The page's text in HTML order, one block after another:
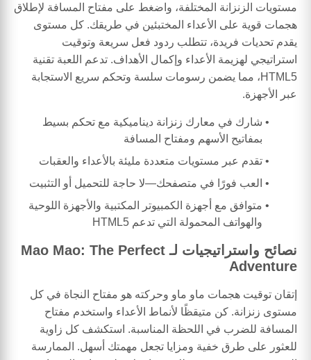
مستويات الزنزانة المختلفة، واضغط على مفتاح المسافة لإطلاق
هجمات قوية على الأعداء المختبئين في طريقك. كل مستوى
يقدم تحديات فريدة، تتطلب ردود فعل سريعة وتوقيت
استراتيجي لهزيمة الأعداء وإكمال الأهداف. تدعم اللعبة تقنية
HTML5، مما يضمن رسومات سلسة وتحكم سريع الاستجابة
عبر الأجهزة.
شارك في معارك زنزانة ديناميكية مع تحكم بسيط
بمفاتيح الأسهم ومفتاح المسافة
تقدم عبر مستويات متعددة مليئة بالأعداء والعقبات
العب فورًا في متصفحك—لا حاجة للتحميل أو التثبيت
متوافق مع أجهزة الكمبيوتر المكتبية والأجهزة اللوحية
والهواتف المحمولة التي تدعم HTML5
نصائح واستراتيجيات لـ Mao Mao: The Perfect
Adventure
إتقان توقيت هجمات ماو ماو وحركته هو مفتاح النجاة في كل
مستوى زنزانة. كن متيقظًا لأنماط الأعداء واستخدم مفتاح
المسافة للضرب في اللحظة المناسبة. استكشف كل زاوية
للعثور على طرق خفية ومزايا تجعل مهمتك أسهل. الممارسة